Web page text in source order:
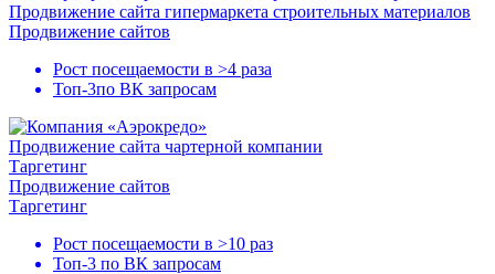
Продвижение сайта гипермаркета строительных материалов
Продвижение сайтов
Рост посещаемости в >4 раза
Топ-3по ВК запросам
Продвижение сайта чартерной компании
Таргетинг
Продвижение сайтов
Таргетинг
Рост посещаемости в >10 раз
Топ-3 по ВК запросам